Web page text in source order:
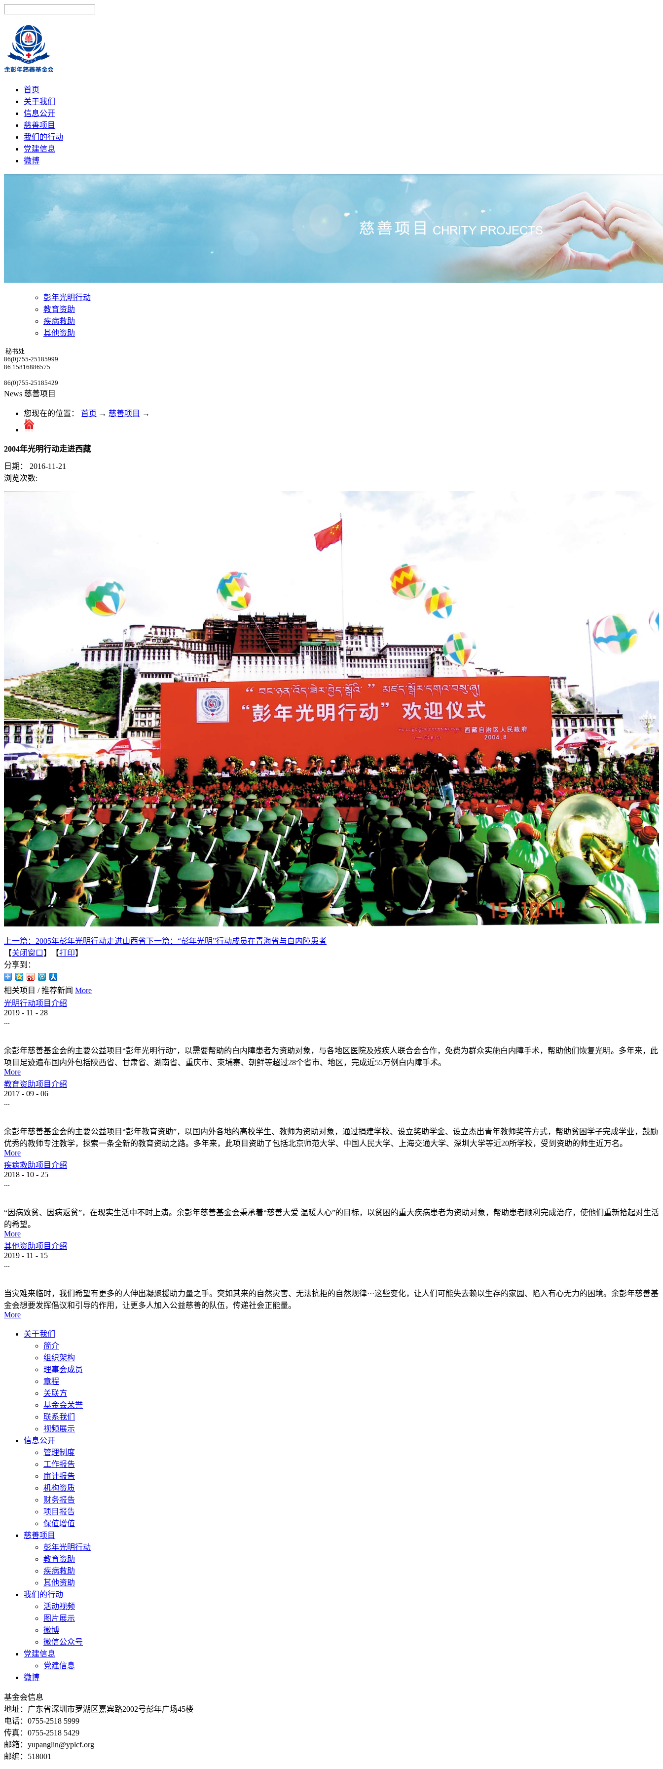
首页
关于我们
信息公开
慈善项目
我们的行动
党建信息
微博
彭年光明行动
教育资助
疾病救助
其他资助
秘书处
86(0)755-25185999
86 15816886575
86(0)755-25185429
News 慈善项目
您现在的位置： 首页 → 慈善项目 →
2004年光明行动走进西藏
日期：
2016-11-21
浏览次数:
上一篇： 2005年彭年光明行动走进山西省下一篇： “彭年光明”行动成员在青海省与白内障患者
【关闭窗口 】【打印】
分享到：
相关项目 / 推荐新闻 More
光明行动项目介绍
2019 - 11 - 28
...
余彭年慈善基金会的主要公益项目“彭年光明行动”，以需要帮助的白内障患者为资助对象，与各地区医院及残疾人联合会合作，免费为群众实施白内障手术，帮助他们恢复光明。多年来，此
项目足迹遍布国内外包括陕西省、甘肃省、湖南省、重庆市、柬埔寨、朝鲜等超过28个省市、地区，完成近55万例白内障手术。
More
教育资助项目介绍
2017 - 09 - 06
...
余彭年慈善基金会的主要公益项目“彭年教育资助”，以国内外各地的高校学生、教师为资助对象，通过捐建学校、设立奖助学金、设立杰出青年教师奖等方式，帮助贫困学子完成学业，鼓励
优秀的教师专注教学，探索一条全新的教育资助之路。多年来，此项目资助了包括北京师范大学、中国人民大学、上海交通大学、深圳大学等近20所学校，受到资助的师生近万名。
More
疾病救助项目介绍
2018 - 10 - 25
...
“因病致贫、因病返贫”，在现实生活中不时上演。余彭年慈善基金会秉承着“慈善大爱 温暖人心”的目标，以贫困的重大疾病患者为资助对象，帮助患者顺利完成治疗，使他们重新拾起对生活
的希望。
More
其他资助项目介绍
2019 - 11 - 15
...
当灾难来临时，我们希望有更多的人伸出凝聚援助力量之手。突如其来的自然灾害、无法抗拒的自然规律···这些变化，让人们可能失去赖以生存的家园、陷入有心无力的困境。余彭年慈善基
金会想要发挥倡议和引导的作用，让更多人加入公益慈善的队伍，传递社会正能量。
More
关于我们
简介
组织架构
理事会成员
章程
关联方
基金会荣誉
联系我们
视频展示
信息公开
管理制度
工作报告
审计报告
机构资质
财务报告
项目报告
保值增值
慈善项目
彭年光明行动
教育资助
疾病救助
其他资助
我们的行动
活动视频
图片展示
微博
微信公众号
党建信息
党建信息
微博
基金会信息
地址：广东省深圳市罗湖区嘉宾路2002号彭年广场45楼
电话：0755-2518 5999
传真：0755-2518 5429
邮箱：yupanglin@yplcf.org
邮编：518001